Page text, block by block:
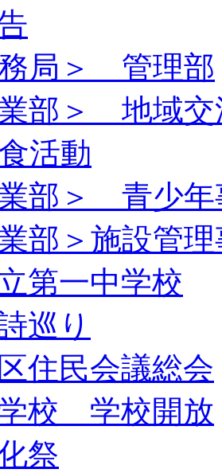
務局＞ 管理部
業部＞ 地域交
活動
業部＞ 青少年
部＞施設管
第一中学校
巡り
住民会議総会
校 学校開放
祭